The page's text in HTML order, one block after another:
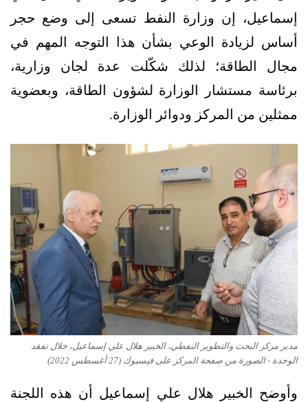
إسماعيل، إن وزارة النفط تسعى إلى وضع حجر
أساس لزيادة الوعي بشأن هذا التوجه المهم في
مجال الطاقة؛ لذلك شكّلت عدة لجان وزارية،
برئاسة مستشار الوزارة لشؤون الطاقة، وبعضوية
ممثلين من المركز ودوائر الوزارة.
مدير مركز البحث والتطوير النفطي، الخبير هلال علي إسماعيل، خلال تفقد
الوحدة - الصورة من صفحة المركز على فيسبوك (27 أغسطس 2022)
وأوضح الخبير هلال علي إسماعيل أن هذه اللجنة